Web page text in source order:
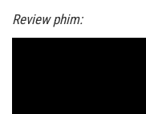
Review phim: